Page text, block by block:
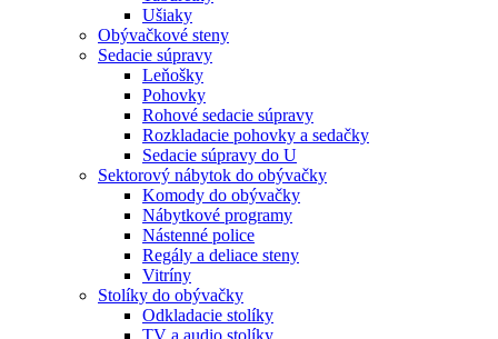
Ušiaky
Obývačkové steny
Sedacie súpravy
Leňošky
Pohovky
Rohové sedacie súpravy
Rozkladacie pohovky a sedačky
Sedacie súpravy do U
Sektorový nábytok do obývačky
Komody do obývačky
Nábytkové programy
Nástenné police
Regály a deliace steny
Vitríny
Stolíky do obývačky
Odkladacie stolíky
TV a audio stolíky